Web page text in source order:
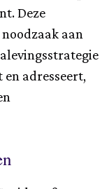
Deze
aan
adresseert,